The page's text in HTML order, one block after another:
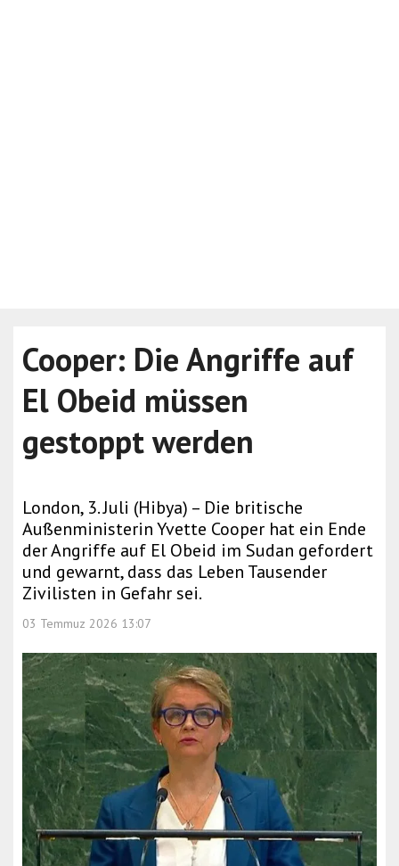
Cooper: Die Angriffe auf
El Obeid müssen
gestoppt werden
London, 3. Juli (Hibya) – Die britische
Außenministerin Yvette Cooper hat ein Ende
der Angriffe auf El Obeid im Sudan gefordert
und gewarnt, dass das Leben Tausender
Zivilisten in Gefahr sei.
03 Temmuz 2026 13:07